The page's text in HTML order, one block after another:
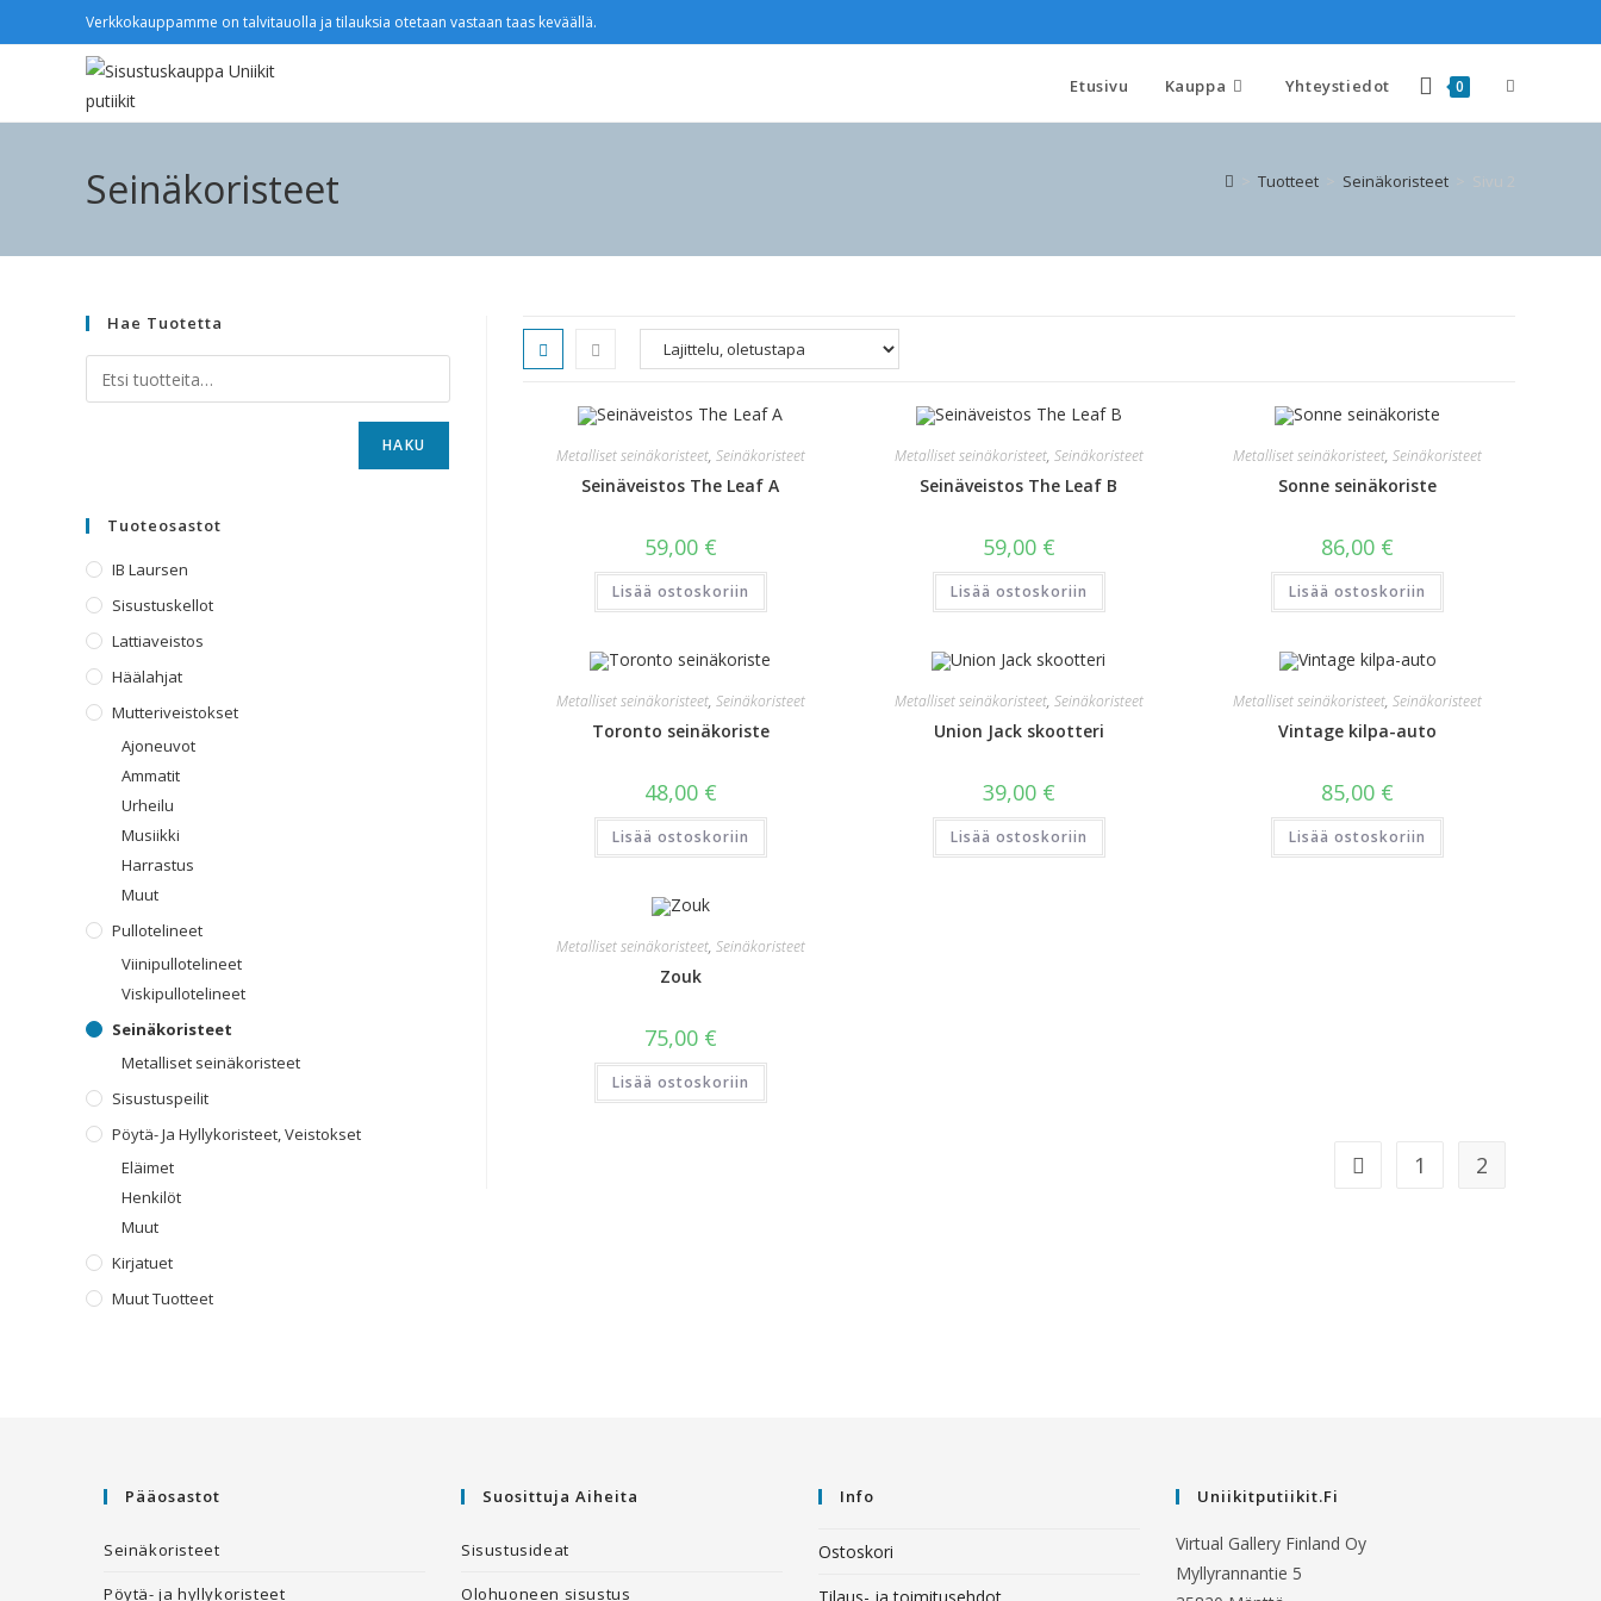
Verkkokauppamme on talvitauolla ja tilauksia otetaan vastaan taas keväällä.
Etusivu Kauppa Yhteystiedot 0
Seinäkoristeet Tuotteet Seinäkoristeet Sivu 2
Metalliset seinäkoristeet, Seinäkoristeet
Seinäveistos The Leaf A
59,00 €
Lisää ostoskoriin
Metalliset seinäkoristeet, Seinäkoristeet
Seinäveistos The Leaf B
59,00 €
Lisää ostoskoriin
Metalliset seinäkoristeet,Seinäkoristeet
Sonne seinäkoriste
86,00 €
Lisää ostoskoriin
Metalliset seinäkoristeet, Seinäkoristeet
Toronto seinäkoriste
48,00 €
Lisää ostoskoriin
Metalliset seinäkoristeet, Seinäkoristeet
Union Jack skootteri
39,00 €
Lisää ostoskoriin
Metalliset seinäkoristeet,Seinäkoristeet
Vintage kilpa-auto
85,00 €
Lisää ostoskoriin
Metalliset seinäkoristeet, Seinäkoristeet
Zouk
75,00 €
Lisää ostoskoriin
1 2
Hae Tuotetta
HAKU
Tuoteosastot
IB Laursen
Sisustuskellot
Lattiaveistos
Häälahjat
Mutteriveistokset
Ajoneuvot
Ammatit
Urheilu
Musiikki
Harrastus
Muut
Pullotelineet
Viinipullotelineet
Viskipullotelineet
Seinäkoristeet
Metalliset seinäkoristeet
Sisustuspeilit
Pöytä- Ja Hyllykoristeet, Veistokset
Eläimet
Henkilöt
Muut
Kirjatuet
Muut Tuotteet
Pääosastot
Seinäkoristeet
Pöytä- ja hyllykoristeet
Suosittuja Aiheita
Sisustusideat
Olohuoneen sisustus
Info
Ostoskori
Uniikitputiikit.fi
Virtual Gallery Finland Oy
Myllyrannantie 5